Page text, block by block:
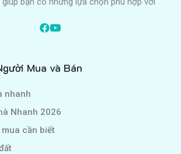
Mua và Bán
nhanh
Nhanh 2026
cần biết